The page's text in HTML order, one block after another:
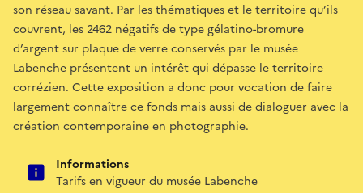
son réseau savant. Par les thématiques et le territoire qu’ils
couvrent, les 2462 négatifs de type gélatino-bromure
d’argent sur plaque de verre conservés par le musée
Labenche présentent un intérêt qui dépasse le territoire
corrézien. Cette exposition a donc pour vocation de faire
largement connaître ce fonds mais aussi de dialoguer avec la
création contemporaine en photographie.
Informations
Tarifs en vigueur du musée Labenche